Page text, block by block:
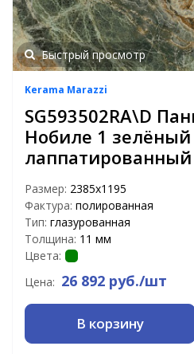
Быстрый просмотр
Kerama Marazzi
SG593502RA\D
Нобиле 1 зелёный
лаппатированный
Размер: 2385х1195
Фактура: полированная
Тип: глазурованная
Толщина: 11 мм
Цвета:
Цена: 26 892 руб./шт
В корзину